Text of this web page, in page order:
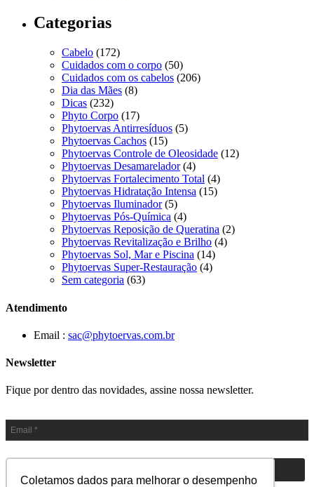
Coletamos dados para melhorar o desempenho
Categorias
Cabelo (172)
Cuidados com o corpo (50)
Cuidados com os cabelos (206)
Dia das Mães (8)
Dicas (232)
Phyto Corpo (17)
Phytoervas Antirresíduos (5)
Phytoervas Cachos (15)
Phytoervas Controle de Oleosidade (12)
Phytoervas Desamarelador(4)
Phytoervas Fortalecimento Total (4)
Phytoervas Hidratação Intensa (15)
Phytoervas Iluminador(5)
Phytoervas Pós-Química (4)
Phytoervas Reposição de Queratina (2)
Phytoervas Revitalização e Brilho (4)
Phytoervas Sol, Mar e Piscina (14)
Phytoervas Super-Restauração (4)
Sem categoria (63)
Atendimento
Email : sac@phytoervas.com.br
Newsletter
Fique por dentro das novidades, assine nossa newsletter.